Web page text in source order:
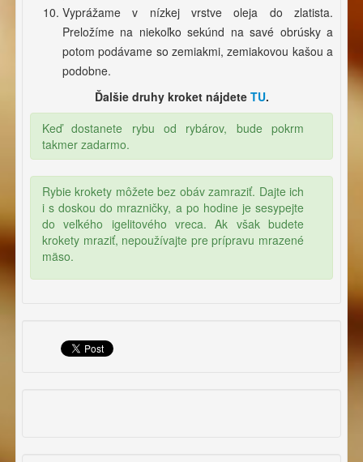
Vyprážame v nízkej vrstve oleja do zlatista.
Preložíme na niekoľko sekúnd na savé obrúsky a
potom podávame so zemiakmi, zemiakovou kašou a
podobne.
Ďalšie druhy kroket nájdete TU.
Keď dostanete rybu od rybárov, bude pokrm
takmer zadarmo.
Rybie krokety môžete bez obáv zamraziť. Dajte ich
i s doskou do mrazničky, a po hodine je sesypejte
do veľkého igelitového vreca. Ak však budete
krokety mraziť, nepoužívajte pre prípravu mrazené
mäso.